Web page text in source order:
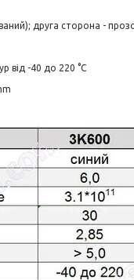
друга сторона -
від -40 до 220 °С